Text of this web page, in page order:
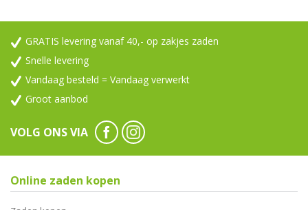
GRATIS levering vanaf 40,- op zakjes zaden
Snelle levering
Vandaag besteld = Vandaag verwerkt
Groot aanbod
VOLG ONS VIA
Online zaden kopen